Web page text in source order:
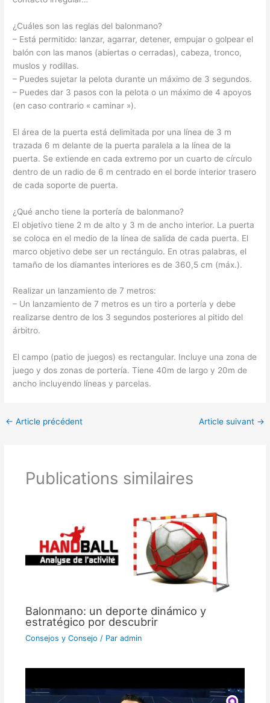
¿Cuáles son las reglas del balonmano?
– Está permitido: lanzar, agarrar, detener, empujar o golpear el
balón con las manos (abiertas o cerradas), cabeza, tronco,
muslos y rodillas.
– Puedes sujetar la pelota durante un máximo de 3 segundos.
– Puedes dar 3 pasos con la pelota o un máximo de 4 apoyos
(en caso contrario « caminar »).
El área de la puerta está delimitada por una línea de 3 m
trazada 6 m delante de la puerta paralela a la línea de la
puerta. Se extiende en cada extremo por un cuarto de círculo
dentro de un radio de 6 m centrado en el borde interior trasero
de cada soporte de puerta.
¿Qué ancho tiene la portería de balonmano?
El objetivo tiene 2 m de alto y 3 m de ancho interior. La puerta
se coloca en el medio de la línea de salida de cada puerta. El
marco objetivo debe ser un rectángulo. En otras palabras, el
tamaño de los diamantes interiores es de 360,5 cm (máx.).
Realizar un lanzamiento de 7 metros:
– Un lanzamiento de 7 metros es un tiro a portería y debe
realizarse dentro de los 3 segundos posteriores al pitido del
árbitro.
El campo (patio de juegos) es rectangular. Incluye una zona de
juego y dos zonas de portería. Tiene 40m de largo y 20m de
ancho incluyendo líneas y parcelas.
← Article précédent Article suivant →
Publications similaires
Balonmano: un deporte dinámico y
estratégico por descubrir
Consejos y Consejo / Par admin